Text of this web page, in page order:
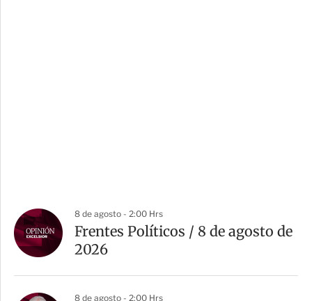
8 de agosto - 2:00 Hrs
Frentes Políticos / 8 de agosto de
2026
8 de agosto - 2:00 Hrs